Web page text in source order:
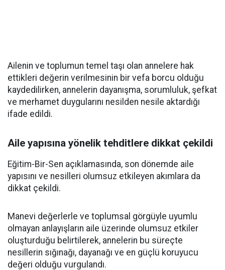
Ailenin ve toplumun temel taşı olan annelere hak
ettikleri değerin verilmesinin bir vefa borcu olduğu
kaydedilirken, annelerin dayanışma, sorumluluk, şefkat
ve merhamet duygularını nesilden nesile aktardığı
ifade edildi.
Aile yapısına yönelik tehditlere dikkat çekildi
Eğitim-Bir-Sen açıklamasında, son dönemde aile
yapısını ve nesilleri olumsuz etkileyen akımlara da
dikkat çekildi.
Manevi değerlerle ve toplumsal görgüyle uyumlu
olmayan anlayışların aile üzerinde olumsuz etkiler
oluşturduğu belirtilerek, annelerin bu süreçte
nesillerin sığınağı, dayanağı ve en güçlü koruyucu
değeri olduğu vurgulandı.